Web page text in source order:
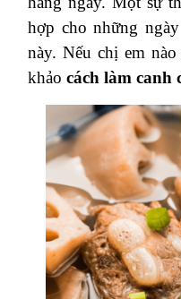
hợp cho những
này. Nếu chị em
khảo cách làm canh